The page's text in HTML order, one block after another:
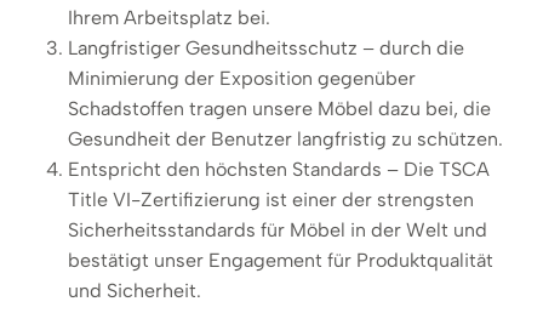
Ihrem Arbeitsplatz bei.
Langfristiger Gesundheitsschutz – durch die
Minimierung der Exposition gegenüber
Schadstoffen tragen unsere Möbel dazu bei, die
Gesundheit der Benutzer langfristig zu schützen.
Entspricht den höchsten Standards – Die TSCA
Title VI-Zertifizierung ist einer der strengsten
Sicherheitsstandards für Möbel in der Welt und
bestätigt unser Engagement für Produktqualität
und Sicherheit.